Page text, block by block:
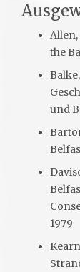
the
und
1979